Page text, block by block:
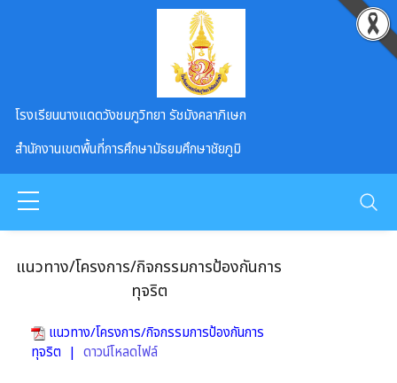
โรงเรียนนางแดดวังชมภูวิทยา รัชมังคลาภิเษก
สำนักงานเขตพื้นที่การศึกษามัธยมศึกษาชัยภูมิ
แนวทาง/โครงการ/กิจกรรมการป้องกันการ
ทุจริต
แนวทาง/โครงการ/กิจกรรมการป้องกันการ
ทุจริต | ดาวน์โหลดไฟล์